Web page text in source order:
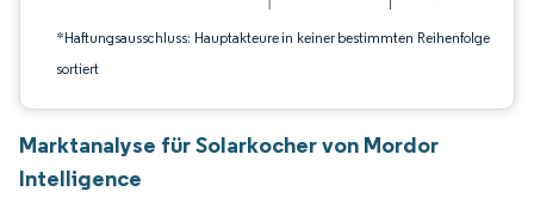
*Haftungsausschluss: Hauptakteure in keiner bestimmten Reihenfolge
sortiert
Marktanalyse für Solarkocher von Mordor
Intelligence